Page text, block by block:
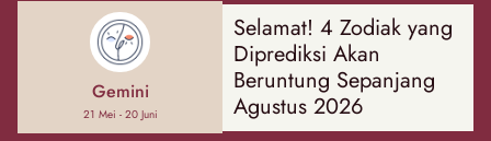
Gemini
21 Mei - 20 Juni
Selamat! 4 Zodiak yang
Diprediksi Akan
Beruntung Sepanjang
Agustus 2026